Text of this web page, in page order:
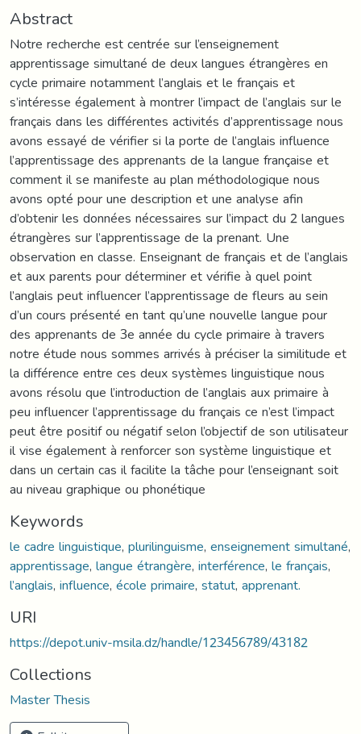
Abstract
Notre recherche est centrée sur l’enseignement
apprentissage simultané de deux langues étrangères en
cycle primaire notamment l’anglais et le français et
s’intéresse également à montrer l’impact de l’anglais sur le
français dans les différentes activités d’apprentissage nous
avons essayé de vérifier si la porte de l’anglais influence
l’apprentissage des apprenants de la langue française et
comment il se manifeste au plan méthodologique nous
avons opté pour une description et une analyse afin
d’obtenir les données nécessaires sur l’impact du 2 langues
étrangères sur l’apprentissage de la prenant. Une
observation en classe. Enseignant de français et de l’anglais
et aux parents pour déterminer et vérifie à quel point
l’anglais peut influencer l’apprentissage de fleurs au sein
d’un cours présenté en tant qu’une nouvelle langue pour
des apprenants de 3e année du cycle primaire à travers
notre étude nous sommes arrivés à préciser la similitude et
la différence entre ces deux systèmes linguistique nous
avons résolu que l’introduction de l’anglais aux primaire à
peu influencer l’apprentissage du français ce n’est l’impact
peut être positif ou négatif selon l’objectif de son utilisateur
il vise également à renforcer son système linguistique et
dans un certain cas il facilite la tâche pour l’enseignant soit
au niveau graphique ou phonétique
Keywords
le cadre linguistique,plurilinguisme,enseignement simultané,
apprentissage,langue étrangère,interférence,le français,
l’anglais,influence,école primaire,statut,apprenant.
URI
https://depot.univ-msila.dz/handle/123456789/43182
Collections
Master Thesis